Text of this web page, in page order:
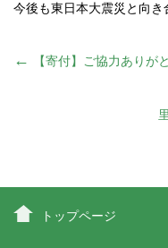
今後も東日本大震災と向き
投
ビ
← 【寄付】ご協力ありが
トップページ